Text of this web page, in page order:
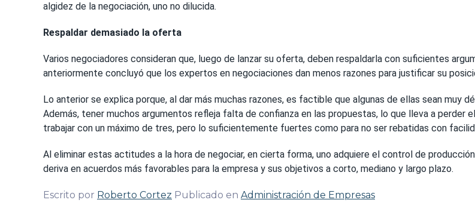
algidez de la negociación, uno no dilucida.
Respaldar demasiado la oferta
Varios negociadores consideran que, luego de lanzar su oferta, deben respaldarla con suficientes
anteriormente concluyó que los expertos en negociaciones dan menos razones para justificar su
Lo anterior se explica porque, al dar más muchas razones, es factible que algunas de ellas sean muy
Además, tener muchos argumentos refleja falta de confianza en las propuestas, lo que lleva a perder
trabajar con un máximo de tres, pero lo suficientemente fuertes como para no ser rebatidas con
Al eliminar estas actitudes a la hora de negociar, en cierta forma, uno adquiere el control de
deriva en acuerdos más favorables para la empresa y sus objetivos a corto, mediano y largo plazo.
Escrito por Roberto Cortez Publicado en Administración de Empresas